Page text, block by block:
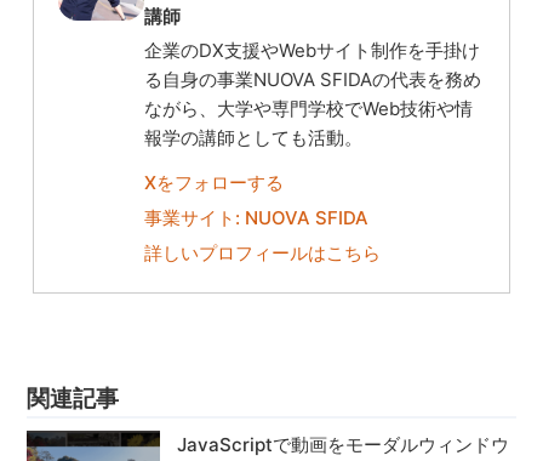
講師
企業のDX支援やWebサイト制作を手掛け
る自身の事業NUOVA SFIDAの代表を務め
ながら、大学や専門学校でWeb技術や情
報学の講師としても活動。
Xをフォローする
事業サイト: NUOVA SFIDA
詳しいプロフィールはこちら
関連記事
JavaScriptで動画をモーダルウィンドウ